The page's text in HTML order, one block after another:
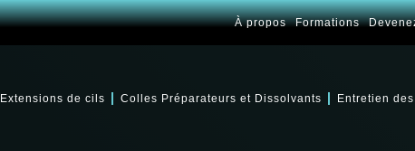
À propos Formations
Extensions de cils Colles Préparateurs et Dissolvants Entretien